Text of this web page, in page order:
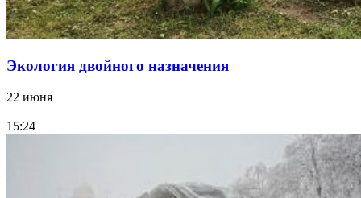
Экология двойного назначения
22 июня
15:24